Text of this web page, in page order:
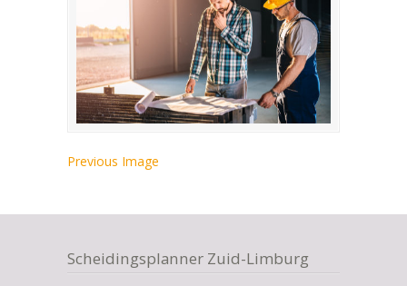
Previous Image
Scheidingsplanner Zuid-Limburg